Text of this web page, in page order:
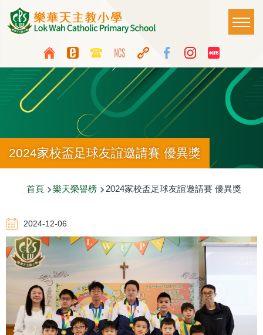
移至主內容
Top
Media
Icon
Button
Language
switcher
Main
2024家校盃足球友誼邀請賽 優異獎
連
結
首頁 樂天榮譽榜 2024家校盃足球友誼邀請賽 優異獎
2024-12-06